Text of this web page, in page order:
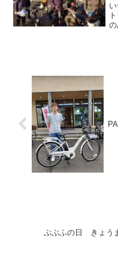
の
ぷぶふの日 きょう